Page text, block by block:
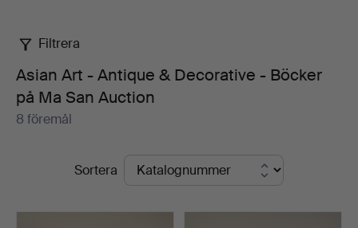
Filtrera
Asian Art - Antique & Decorative - Böcker
på Ma San Auction
8 föremål
Sortera